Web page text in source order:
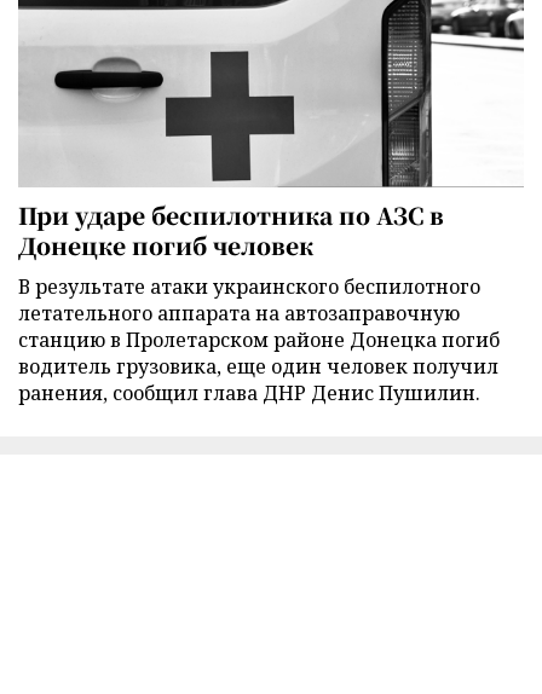
При ударе беспилотника по АЗС в
Донецке погиб человек
В результате атаки украинского беспилотного
летательного аппарата на автозаправочную
станцию в Пролетарском районе Донецка погиб
водитель грузовика, еще один человек получил
ранения, сообщил глава ДНР Денис Пушилин.